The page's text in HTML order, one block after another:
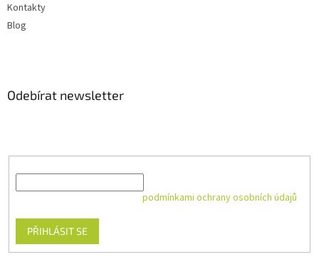
Kontakty
Blog
Odebírat newsletter
podmínkami ochrany osobních údajů
PŘIHLÁSIT SE